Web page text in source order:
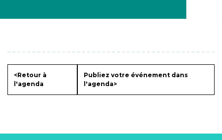
<Retour à
l'agenda
Publiez votre événement dans
l'agenda>